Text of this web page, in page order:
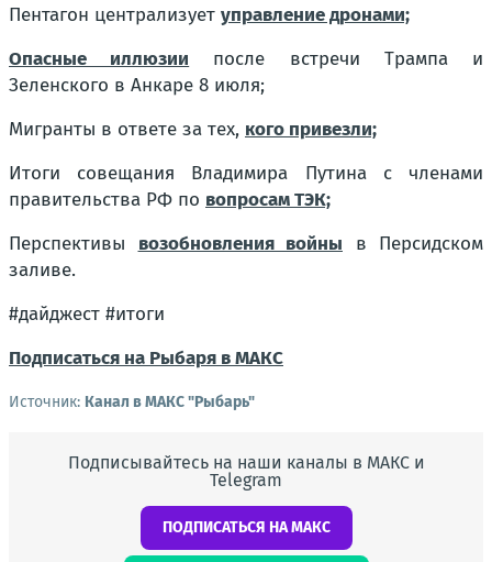
Пентагон централизует управление дронами;
Опасные иллюзии после встречи Трампа и
Зеленского в Анкаре 8 июля;
Мигранты в ответе за тех, кого привезли;
Итоги совещания Владимира Путина с членами
правительства РФ по вопросам ТЭК;
Перспективы возобновления войны в Персидском
заливе.
#дайджест #итоги
Подписаться на Рыбаря в МАКС
Источник: Канал в МАКС "Рыбарь"
Подписывайтесь на наши каналы в МАКС и
Telegram
ПОДПИСАТЬСЯ НА МАКС